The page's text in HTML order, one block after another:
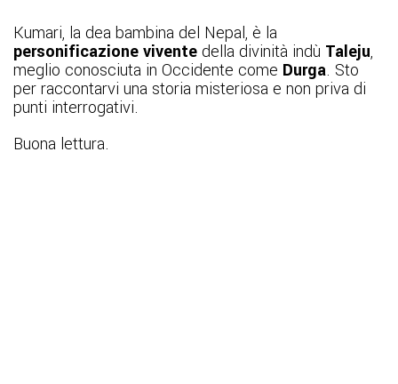
Kumari, la dea bambina del Nepal, è la
personificazione vivente della divinità indù Taleju,
meglio conosciuta in Occidente come Durga. Sto
per raccontarvi una storia misteriosa e non priva di
punti interrogativi.
Buona lettura.